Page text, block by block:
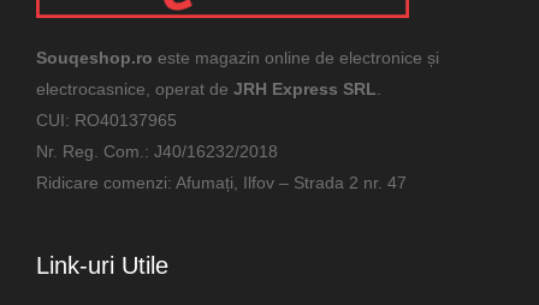
Souqeshop.ro este magazin online de electronice și
electrocasnice, operat de JRH Express SRL.
CUI: RO40137965
Nr. Reg. Com.: J40/16232/2018
Ridicare comenzi: Afumați, Ilfov – Strada 2 nr. 47
Link-uri Utile